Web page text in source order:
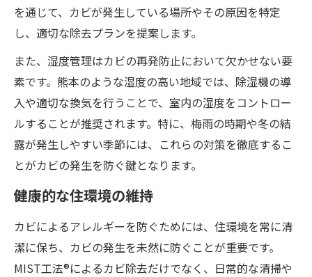
を通じて、カビが発生している場所やその原因を特定
し、適切な除去プランを提案します。
また、湿度管理はカビの再発防止において欠かせない要
素です。熊本のような湿度の高い地域では、除湿機の導
入や適切な換気を行うことで、室内の湿度をコントロー
ルすることが推奨されます。特に、梅雨の時期や冬の結
露が発生しやすい季節には、これらの対策を徹底するこ
とがカビの発生を防ぐ鍵となります。
健康的な住環境の維持
カビによるアレルギーを防ぐためには、住環境を常に清
潔に保ち、カビの発生を未然に防ぐことが重要です。
MIST工法®によるカビ除去だけでなく、日常的な清掃や